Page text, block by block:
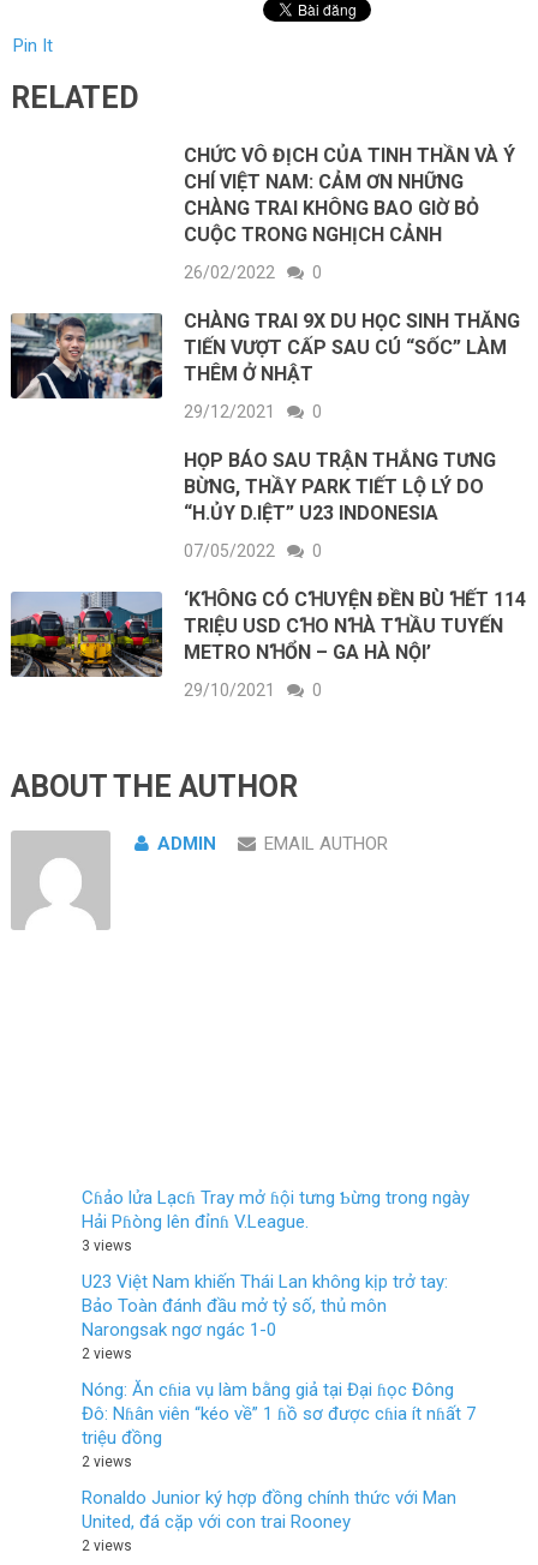
Pin It
RELATED
CHỨC VÔ ĐỊCH CỦA TINH THẦN VÀ Ý
CHÍ VIỆT NAM: CẢM ƠN NHỮNG
CHÀNG TRAI KHÔNG BAO GIỜ BỎ
CUỘC TRONG NGHỊCH CẢNH
26/02/2022 0
CHÀNG TRAI 9X DU HỌC SINH THĂNG
TIẾN VƯỢT CẤP SAU CÚ “SỐC” LÀM
THÊM Ở NHẬT
29/12/2021 0
HỌP BÁO SAU TRẬN THẮNG TƯNG
BỪNG, THẦY PARK TIẾT LỘ LÝ DO
“H.ỦY D.IỆT” U23 INDONESIA
07/05/2022 0
‘KꞪÔNG CÓ CꞪUYỆN ĐỀN BÙ ꞪẾT 114
TRIỆU USD CꞪO NꞪÀ TꞪẦU TUYẾN
METRO NꞪỔN – GA HÀ NỘI’
29/10/2021 0
ABOUT THE AUTHOR
ADMIN EMAIL AUTHOR
Cɦảo lửa Lạcɦ Tray mở ɦội tưng Ƅừng trong ngày
Hải Pɦòng lên đỉnɦ V.League.
3 views
U23 Việt Nam khiến Thái Lan không kịp trở tay:
Bảo Toàn đánh đầu mở tỷ số, thủ môn
Narongsak ngơ ngác 1-0
2 views
Nóng: Ăn cɦia vụ làm bằng giả tại Đại ɦọc Đông
Đô: Nɦân viên “kéo về” 1 ɦồ sơ được cɦia ít nɦất 7
triệu đồng
2 views
Ronaldo Junior ký hợp đồng chính thức với Man
United, đá cặp với con trai Rooney
2 views